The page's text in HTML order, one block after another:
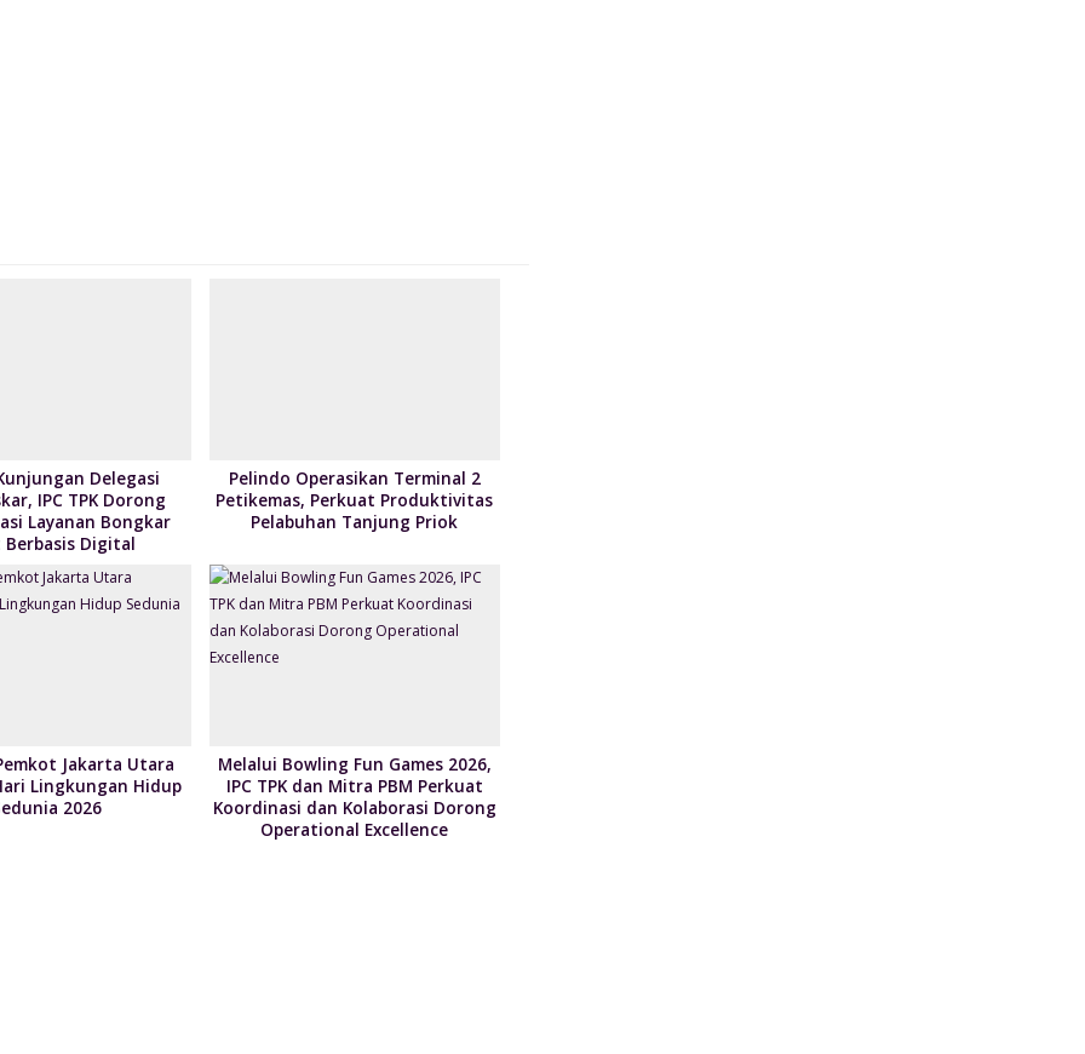
Delegasi
IPC TPK Dorong
Layanan Bongkar
Berbasis Digital
Pelindo Operasikan Terminal 2
Petikemas, Perkuat Produktivitas
Pelabuhan Tanjung Priok
Jakarta Utara
Lingkungan Hidup
2026
Melalui Bowling Fun Games 2026,
IPC TPK dan Mitra PBM Perkuat
Koordinasi dan Kolaborasi Dorong
Operational Excellence